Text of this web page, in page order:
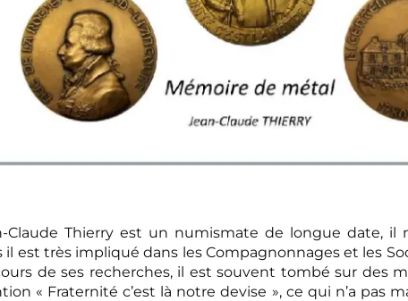
Claude Thierry est un numismate de longue date, il
il est très impliqué dans les Compagnonnages et les
de ses recherches, il est souvent tombé sur des
« Fraternité c’est là notre devise », ce qui n’a pas